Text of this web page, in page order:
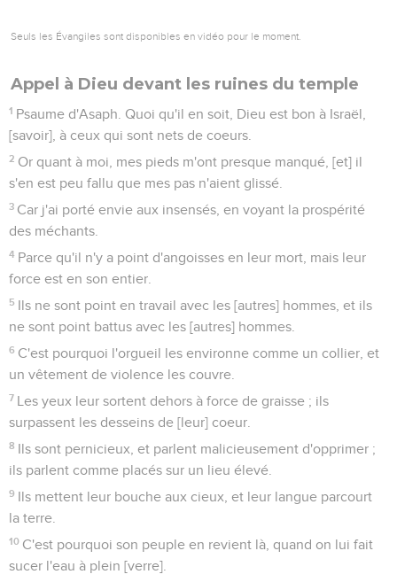
Seuls les Évangiles sont disponibles en vidéo pour le moment.
Appel à Dieu devant les ruines du temple
1 Psaume d'Asaph. Quoi qu'il en soit, Dieu est bon à Israël,
[savoir], à ceux qui sont nets de coeurs.
2 Or quant à moi, mes pieds m'ont presque manqué, [et] il
s'en est peu fallu que mes pas n'aient glissé.
3 Car j'ai porté envie aux insensés, en voyant la prospérité
des méchants.
4 Parce qu'il n'y a point d'angoisses en leur mort, mais leur
force est en son entier.
5 Ils ne sont point en travail avec les [autres] hommes, et ils
ne sont point battus avec les [autres] hommes.
6 C'est pourquoi l'orgueil les environne comme un collier, et
un vêtement de violence les couvre.
7 Les yeux leur sortent dehors à force de graisse ; ils
surpassent les desseins de [leur] coeur.
8 Ils sont pernicieux, et parlent malicieusement d'opprimer ;
ils parlent comme placés sur un lieu élevé.
9 Ils mettent leur bouche aux cieux, et leur langue parcourt
la terre.
10 C'est pourquoi son peuple en revient là, quand on lui fait
sucer l'eau à plein [verre].